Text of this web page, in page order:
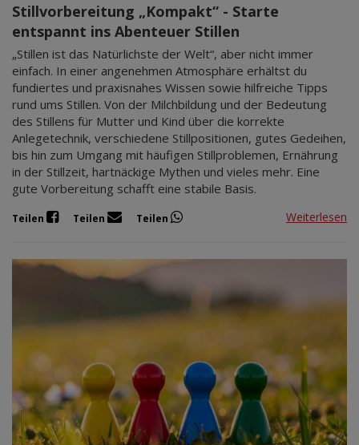
Stillvorbereitung „Kompakt“ - Starte
entspannt ins Abenteuer Stillen
„Stillen ist das Natürlichste der Welt“, aber nicht immer
einfach. In einer angenehmen Atmosphäre erhältst du
fundiertes und praxisnahes Wissen sowie hilfreiche Tipps
rund ums Stillen. Von der Milchbildung und der Bedeutung
des Stillens für Mutter und Kind über die korrekte
Anlegetechnik, verschiedene Stillpositionen, gutes Gedeihen,
bis hin zum Umgang mit häufigen Stillproblemen, Ernährung
in der Stillzeit, hartnäckige Mythen und vieles mehr. Eine
gute Vorbereitung schafft eine stabile Basis.
Teilen Teilen Teilen Weiterlesen